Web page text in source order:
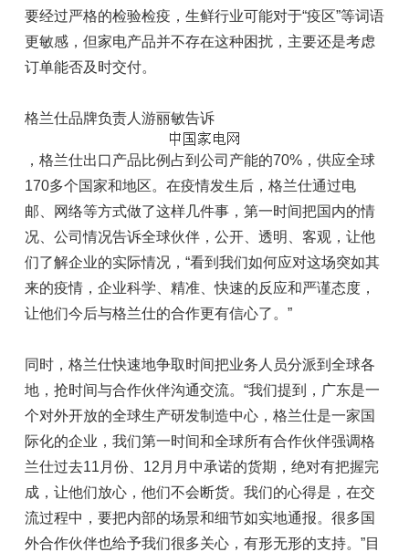
要经过严格的检验检疫，生鲜行业可能对于“疫区”等词语
更敏感，但家电产品并不存在这种困扰，主要还是考虑
订单能否及时交付。
格兰仕品牌负责人游丽敏告诉
，格兰仕出口产品比例占到公司产能的70%，供应全球
170多个国家和地区。在疫情发生后，格兰仕通过电
邮、网络等方式做了这样几件事，第一时间把国内的情
况、公司情况告诉全球伙伴，公开、透明、客观，让他
们了解企业的实际情况，“看到我们如何应对这场突如其
来的疫情，企业科学、精准、快速的反应和严谨态度，
让他们今后与格兰仕的合作更有信心了。”
同时，格兰仕快速地争取时间把业务人员分派到全球各
地，抢时间与合作伙伴沟通交流。“我们提到，广东是一
个对外开放的全球生产研发制造中心，格兰仕是一家国
际化的企业，我们第一时间和全球所有合作伙伴强调格
兰仕过去11月份、12月月中承诺的货期，绝对有把握完
成，让他们放心，他们不会断货。我们的心得是，在交
流过程中，要把内部的场景和细节如实地通报。很多国
外合作伙伴也给予我们很多关心，有形无形的支持。”目